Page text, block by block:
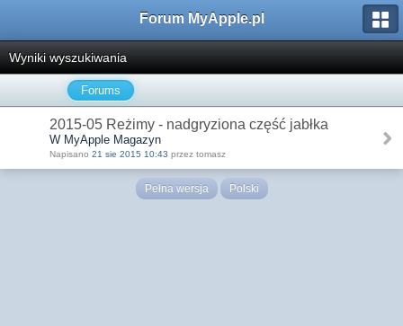
Forum MyApple.pl
Wyniki wyszukiwania
Forums
2015-05 Reżimy - nadgryziona część jabłka
W MyApple Magazyn
Napisano 21 sie 2015 10:43 przez tomasz
Pełna wersja Polski